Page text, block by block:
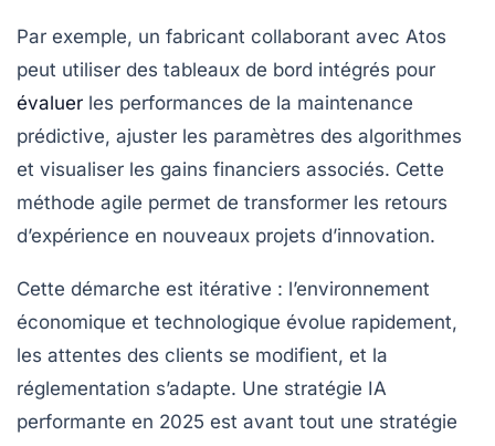
Par exemple, un fabricant collaborant avec Atos
peut utiliser des tableaux de bord intégrés pour
évaluer les performances de la maintenance
prédictive, ajuster les paramètres des algorithmes
et visualiser les gains financiers associés. Cette
méthode agile permet de transformer les retours
d’expérience en nouveaux projets d’innovation.
Cette démarche est itérative : l’environnement
économique et technologique évolue rapidement,
les attentes des clients se modifient, et la
réglementation s’adapte. Une stratégie IA
performante en 2025 est avant tout une stratégie